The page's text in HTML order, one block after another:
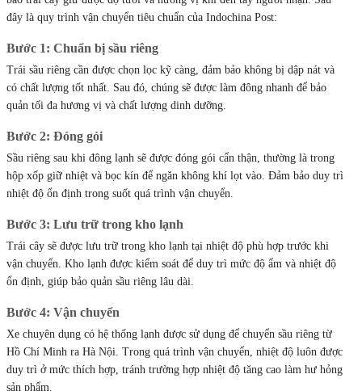
đây là quy trình vận chuyển tiêu chuẩn của Indochina Post:
Bước 1: Chuẩn bị sầu riêng
Trái sầu riêng cần được chọn lọc kỹ càng, đảm bảo không bị dập nát và
có chất lượng tốt nhất. Sau đó, chúng sẽ được làm đông nhanh để bảo
quản tối đa hương vị và chất lượng dinh dưỡng.
Bước 2: Đóng gói
Sầu riêng sau khi đông lạnh sẽ được đóng gói cẩn thận, thường là trong
hộp xốp giữ nhiệt và bọc kín để ngăn không khí lọt vào. Đảm bảo duy trì
nhiệt độ ổn định trong suốt quá trình vận chuyển.
Bước 3: Lưu trữ trong kho lạnh
Trái cây sẽ được lưu trữ trong kho lạnh tại nhiệt độ phù hợp trước khi
vận chuyển. Kho lạnh được kiểm soát để duy trì mức độ ẩm và nhiệt độ
ổn định, giúp bảo quản sầu riêng lâu dài.
Bước 4: Vận chuyển
Xe chuyên dụng có hệ thống lạnh được sử dụng để chuyển sầu riêng từ
Hồ Chí Minh ra Hà Nội. Trong quá trình vận chuyển, nhiệt độ luôn được
duy trì ở mức thích hợp, tránh trường hợp nhiệt độ tăng cao làm hư hỏng
sản phẩm.